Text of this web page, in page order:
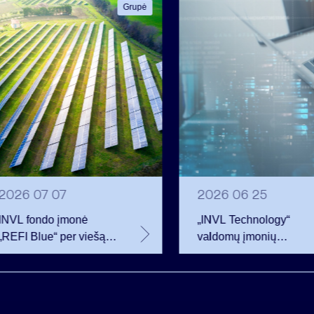
Grupė
07 07
INVL fondo įmonė
Blue“ per viešą
emisiją
12 mln. eurų –
2026 06 25
„INVL Technology“
valdomų įmonių
darbuotojai realizavo
opcionus ir tapo